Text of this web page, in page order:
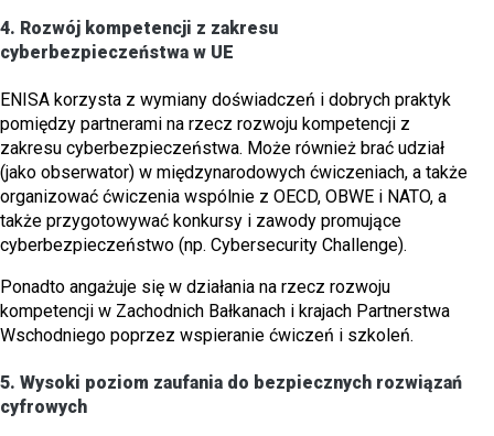
4. Rozwój kompetencji z zakresu
cyberbezpieczeństwa w UE
ENISA korzysta z wymiany doświadczeń i dobrych praktyk
pomiędzy partnerami na rzecz rozwoju kompetencji z
zakresu cyberbezpieczeństwa. Może również brać udział
(jako obserwator) w międzynarodowych ćwiczeniach, a także
organizować ćwiczenia wspólnie z OECD, OBWE i NATO, a
także przygotowywać konkursy i zawody promujące
cyberbezpieczeństwo (np. Cybersecurity Challenge).
Ponadto angażuje się w działania na rzecz rozwoju
kompetencji w Zachodnich Bałkanach i krajach Partnerstwa
Wschodniego poprzez wspieranie ćwiczeń i szkoleń.
5. Wysoki poziom zaufania do bezpiecznych rozwiązań
cyfrowych